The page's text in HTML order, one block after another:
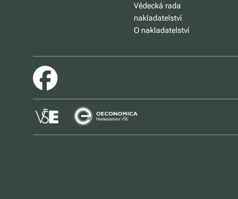
Vědecká rada
nakladatelství
O nakladatelství